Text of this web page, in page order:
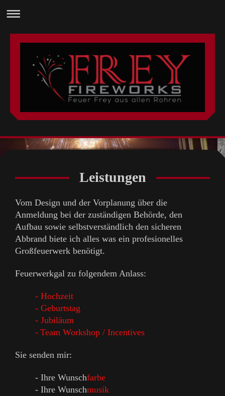
Leistungen
Vom Design und der Vorplanung über die
Anmeldung bei der zuständigen Behörde, den
Aufbau sowie selbstverständlich den sicheren
Abbrand biete ich alles was ein profesionelles
Großfeuerwerk benötigt.
Feuerwerkgal zu folgendem Anlass:
- Hochzeit
- Geburtstag
- Jubiläum
- Team Workshop / Incentives
Sie senden mir:
- Ihre Wunschfarbe
- Ihre Wunschmusik